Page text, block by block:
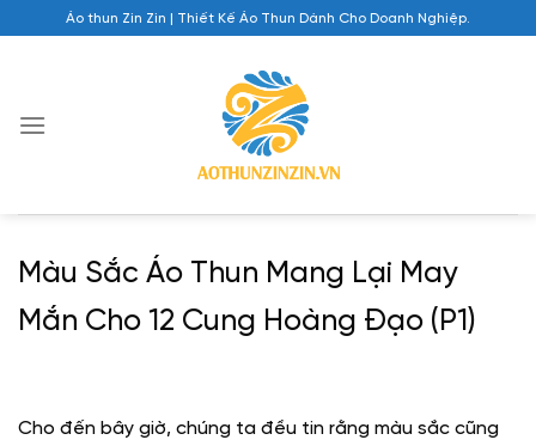
Áo thun Zin Zin | Thiết Kế Áo Thun Dành Cho Doanh Nghiệp.
Màu Sắc Áo Thun Mang Lại May
Mắn Cho 12 Cung Hoàng Đạo (P1)
Cho đến bây giờ, chúng ta đều tin rằng màu sắc cũng